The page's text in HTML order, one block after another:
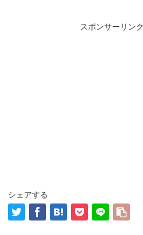
スポンサーリンク
シェアする